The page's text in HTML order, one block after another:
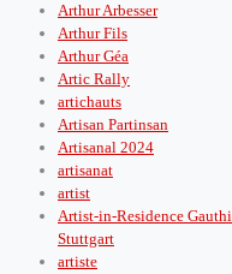
Arthur Arbesser
Arthur Fils
Arthur Géa
Artic Rally
artichauts
Artisan Partinsan
Artisanal 2024
artisanat
artist
Artist-in-Residence
Stuttgart
artiste